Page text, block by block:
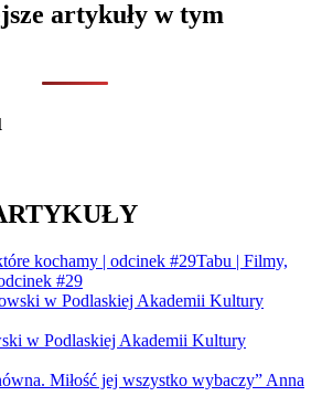
artykuły w tym
Tabu | Filmy,
#29
w Podlaskiej Akademii Kultury